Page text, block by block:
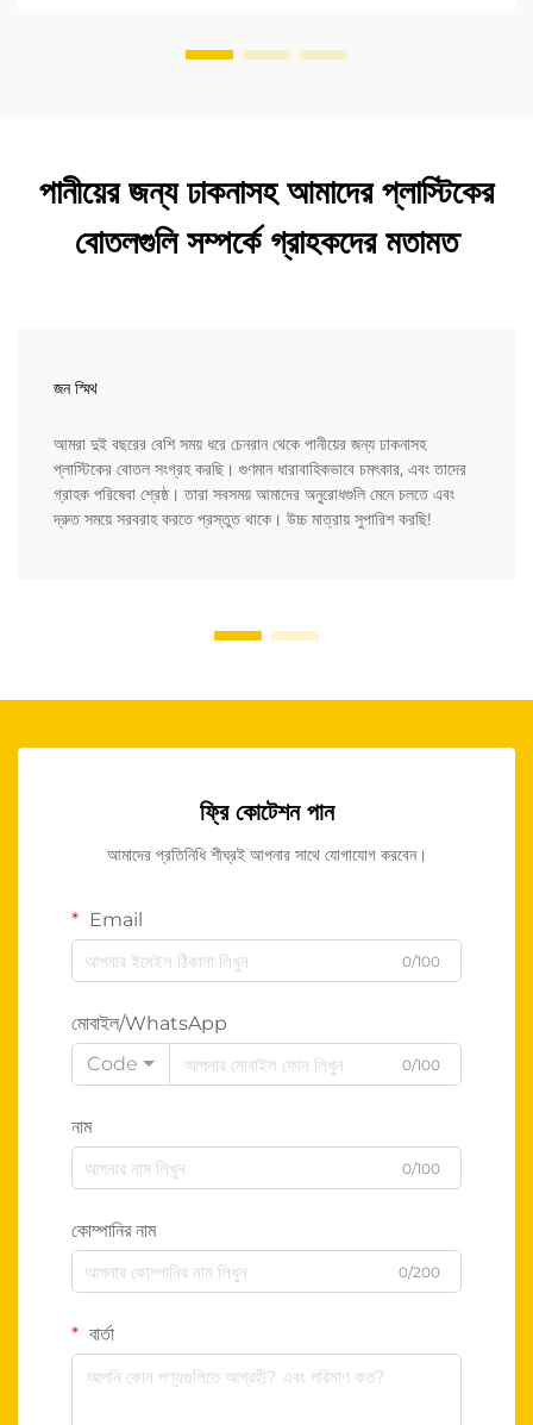
পানীয়ের জন্য ঢাকনাসহ আমাদের প্লাস্টিকের
বোতলগুলি সম্পর্কে গ্রাহকদের মতামত
জন স্মিথ
আমরা দুই বছরের বেশি সময় ধরে চেনরান থেকে পানীয়ের জন্য ঢাকনাসহ
প্লাস্টিকের বোতল সংগ্রহ করছি। গুণমান ধারাবাহিকভাবে চমৎকার, এবং তাদের
গ্রাহক পরিষেবা শ্রেষ্ঠ। তারা সবসময় আমাদের অনুরোধগুলি মেনে চলতে এবং
দ্রুত সময়ে সরবরাহ করতে প্রস্তুত থাকে। উচ্চ মাত্রায় সুপারিশ করছি!
ফ্রি কোটেশন পান
আমাদের প্রতিনিধি শীঘ্রই আপনার সাথে যোগাযোগ করবেন।
Email
0/100
মোবাইল/WhatsApp
Code
0/100
নাম
0/100
কোম্পানির নাম
0/200
বার্তা